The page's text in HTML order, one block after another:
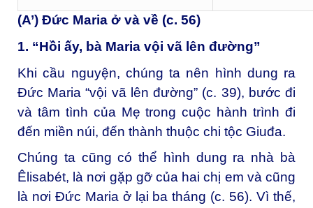
(A’) Đức Maria ở và về (c. 56)
1. “Hồi ấy, bà Maria vội vã lên đường”
Khi cầu nguyện, chúng ta nên hình dung ra
Đức Maria “vội vã lên đường” (c. 39), bước đi
và tâm tình của Mẹ trong cuộc hành trình đi
đến miền núi, đến thành thuộc chi tộc Giuđa.
Chúng ta cũng có thể hình dung ra nhà bà
Êlisabét, là nơi gặp gỡ của hai chị em và cũng
là nơi Đức Maria ở lại ba tháng (c. 56). Vì thế,